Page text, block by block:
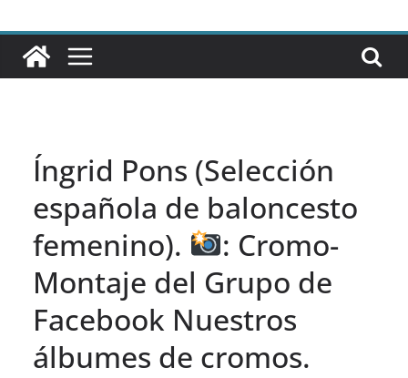
Íngrid Pons (Selección
española de baloncesto
femenino).
: Cromo-
Montaje del Grupo de
Facebook Nuestros
álbumes de cromos.